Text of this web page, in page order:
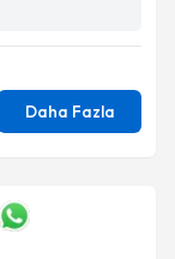
Daha Fazla